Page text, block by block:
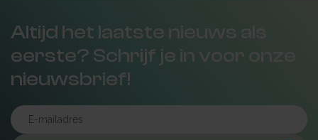
Altijd het laatste nieuws als
eerste? Schrijf je in voor onze
nieuwsbrief!